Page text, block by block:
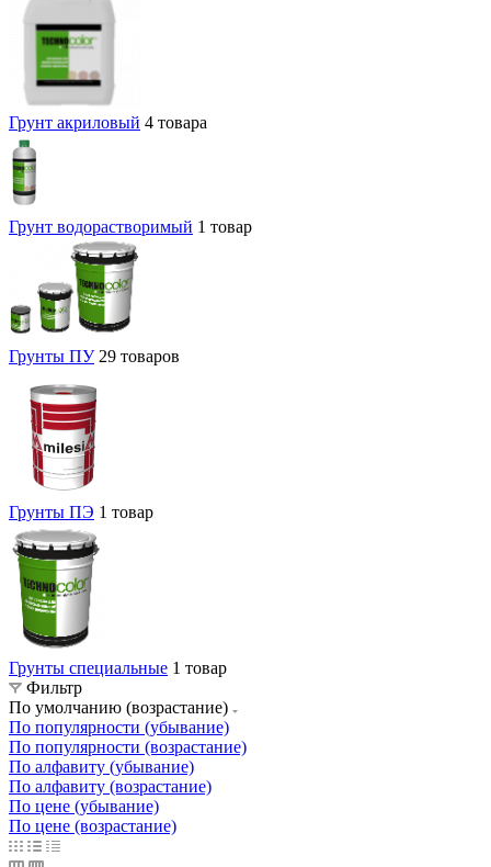
Грунт акриловый 4 товара
Грунт водорастворимый 1 товар
Грунты ПУ 29 товаров
Грунты ПЭ 1 товар
Грунты специальные 1 товар
Фильтр
По умолчанию (возрастание)
По популярности (убывание)
По популярности (возрастание)
По алфавиту (убывание)
По алфавиту (возрастание)
По цене (убывание)
По цене (возрастание)